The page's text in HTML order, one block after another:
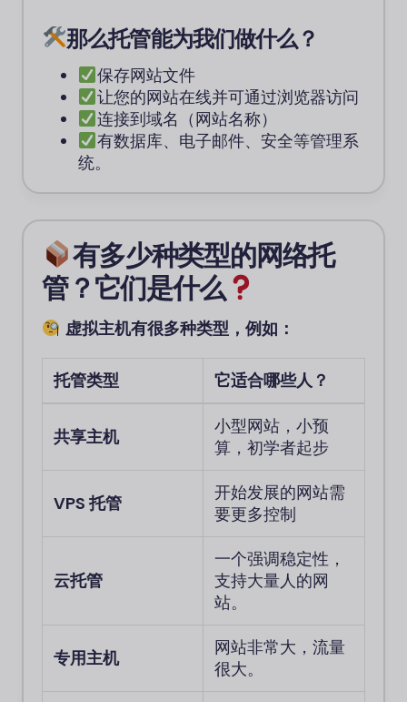
那么托管能为我们做什么？
保存网站文件
让您的网站在线并可通过浏览器访问
连接到域名（网站名称）
有数据库、电子邮件、安全等管理系
统。
有多少种类型的网络托
管？它们是什么
虚拟主机有很多种类型，例如：
托管类型 它适合哪些人？
共享主机
小型网站，小预
算，初学者起步
VPS 托管
开始发展的网站需
要更多控制
云托管
一个强调稳定性，
支持大量人的网
站。
专用主机
网站非常大，流量
很大。